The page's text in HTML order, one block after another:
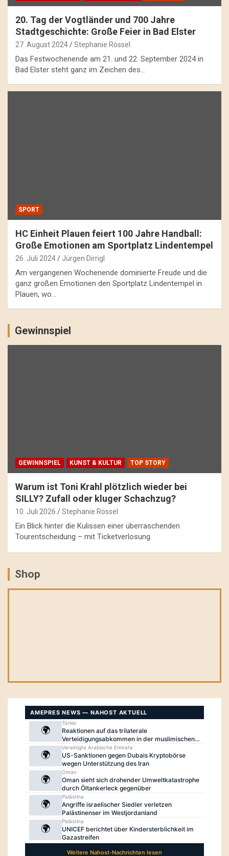
20. Tag der Vogtländer und 700 Jahre
Stadtgeschichte: Große Feier in Bad Elster
27. August 2024 Stephanie Rössel
Das Festwochenende am 21. und 22. September 2024 in
Bad Elster steht ganz im Zeichen des…
SPORT
HC Einheit Plauen feiert 100 Jahre Handball:
Große Emotionen am Sportplatz Lindentempel
26. Juli 2024 Jürgen Dirrigl
Am vergangenen Wochenende dominierte Freude und die
ganz großen Emotionen den Sportplatz Lindentempel in
Plauen, wo…
Gewinnspiel
GEWINNSPIEL KUNST & KULTUR TOP STORY
Warum ist Toni Krahl plötzlich wieder bei
SILLY? Zufall oder kluger Schachzug?
10. Juli 2026 Stephanie Rössel
Ein Blick hinter die Kulissen einer überraschenden
Tourentscheidung – mit Ticketverlosung.
Shop